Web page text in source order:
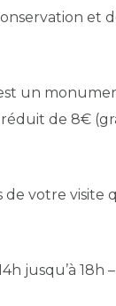
et
un
de 8€
de votre visite
jusqu’à 18h